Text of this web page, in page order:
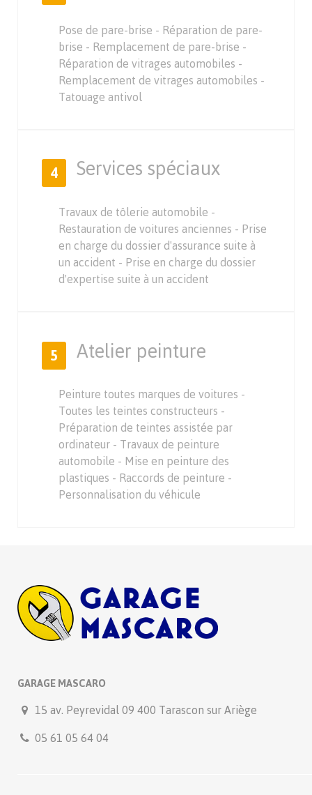
Pose de pare-brise - Réparation de pare-
brise - Remplacement de pare-brise -
Réparation de vitrages automobiles -
Remplacement de vitrages automobiles -
Tatouage antivol
4 Services spéciaux
Travaux de tôlerie automobile -
Restauration de voitures anciennes - Prise
en charge du dossier d'assurance suite à
un accident - Prise en charge du dossier
d'expertise suite à un accident
5 Atelier peinture
Peinture toutes marques de voitures -
Toutes les teintes constructeurs -
Préparation de teintes assistée par
ordinateur - Travaux de peinture
automobile - Mise en peinture des
plastiques - Raccords de peinture -
Personnalisation du véhicule
GARAGE MASCARO
15 av. Peyrevidal 09 400 Tarascon sur Ariège
05 61 05 64 04